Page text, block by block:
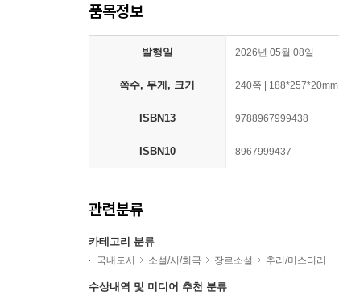
품목정보
발행일 2026년 05월 08일
쪽수, 무게, 크기 240쪽 | 188*257*20mm
ISBN13 9788967999438
ISBN10 8967999437
관련분류
카테고리 분류
국내도서 소설/시/희곡 장르소설 추리/미스터리
수상내역 및 미디어 추천 분류